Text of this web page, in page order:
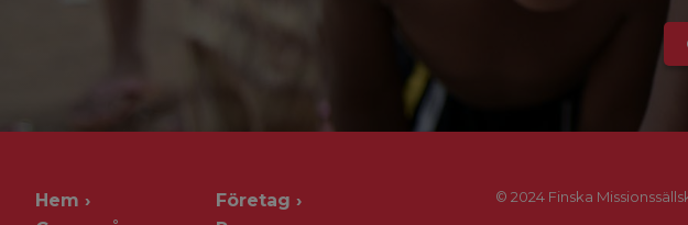
Hem
Företag
© 2024 Finska